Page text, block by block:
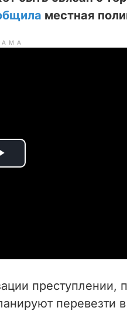
местная
P
i
преступлении,
перевезти